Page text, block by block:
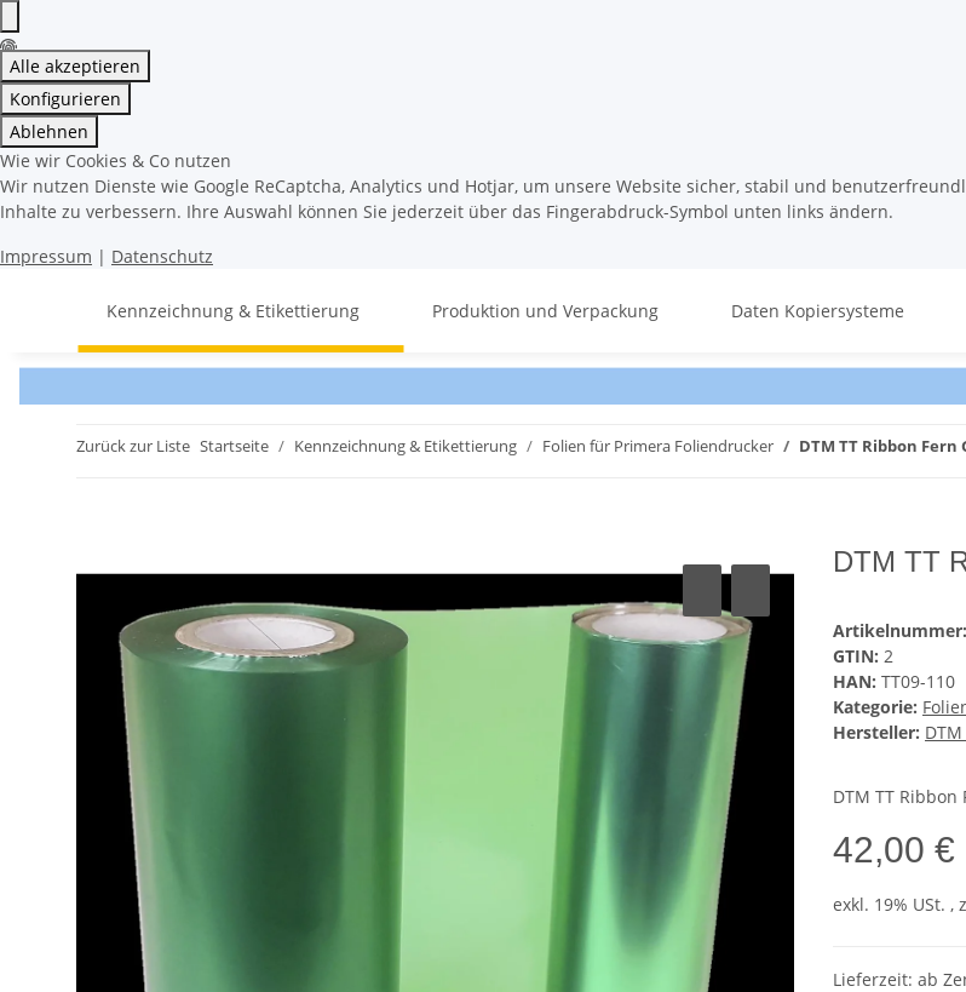
Alle akzeptieren
Konfigurieren
Ablehnen
Wie wir Cookies & Co nutzen
Wir nutzen Dienste wie Google ReCaptcha, Analytics und Hotjar, um unsere Website sicher, stabil und
Inhalte zu verbessern. Ihre Auswahl können Sie jederzeit über das Fingerabdruck-Symbol unten links ändern.
Impressum | Datenschutz
Kennzeichnung & Etikettierung Produktion und Verpackung Daten Kopiersysteme
Zurück zur Liste Startseite Kennzeichnung & Etikettierung Folien für Primera Foliendrucker DTM TT Ribbon Fern
DTM TT
Artikelnummer:
GTIN: 2
HAN: TT09-110
Kategorie:
Hersteller:
DTM TT Ribbon
42,00 €
exkl. 19% USt. ,
Lieferzeit: ab